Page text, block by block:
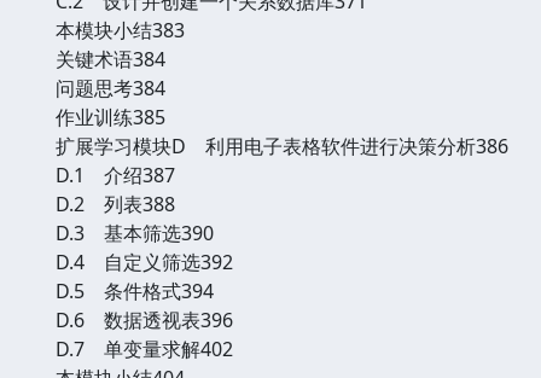
本模块小结383
关键术语384
问题思考384
作业训练385
扩展学习模块D 利用电子表格软件进行决策分析386
D.1 介绍387
D.2 列表388
D.3 基本筛选390
D.4 自定义筛选392
D.5 条件格式394
D.6 数据透视表396
D.7 单变量求解402